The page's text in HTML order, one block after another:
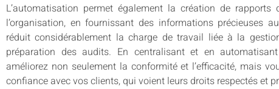
L’automatisation permet également la création de
l’organisation, en fournissant des informations précieuses
réduit considérablement la charge de travail liée à la
préparation des audits. En centralisant et en
améliorez non seulement la conformité et l’efficacité, mais
confiance avec vos clients, qui voient leurs droits respectés et